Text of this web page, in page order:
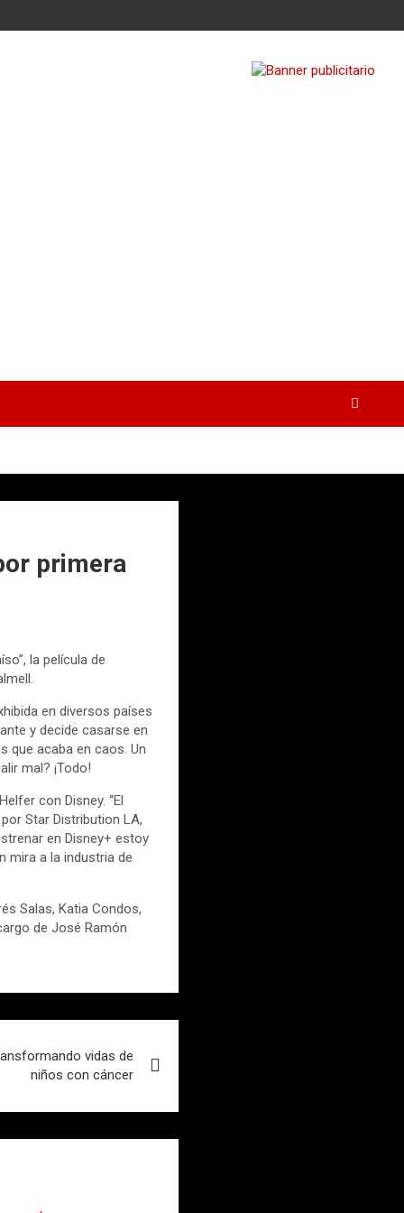
primera
la película de
en diversos países
y decide casarse en
que acaba en caos. Un
mal? ¡Todo!
con Disney. “El
Star Distribution LA,
en Disney+ estoy
mira a la industria de
Salas, Katia Condos,
de José Ramón
vidas de
niños con cáncer